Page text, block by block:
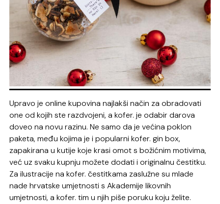
Upravo je online kupovina najlakši način za obradovati
one od kojih ste razdvojeni, a kofer. je odabir darova
doveo na novu razinu. Ne samo da je većina poklon
paketa, među kojima je i popularni kofer. gin box,
zapakirana u kutije koje krasi omot s božićnim motivima,
već uz svaku kupnju možete dodati i originalnu čestitku.
Za ilustracije na kofer. čestitkama zaslužne su mlade
nade hrvatske umjetnosti s Akademije likovnih
umjetnosti, a kofer. tim u njih piše poruku koju želite.